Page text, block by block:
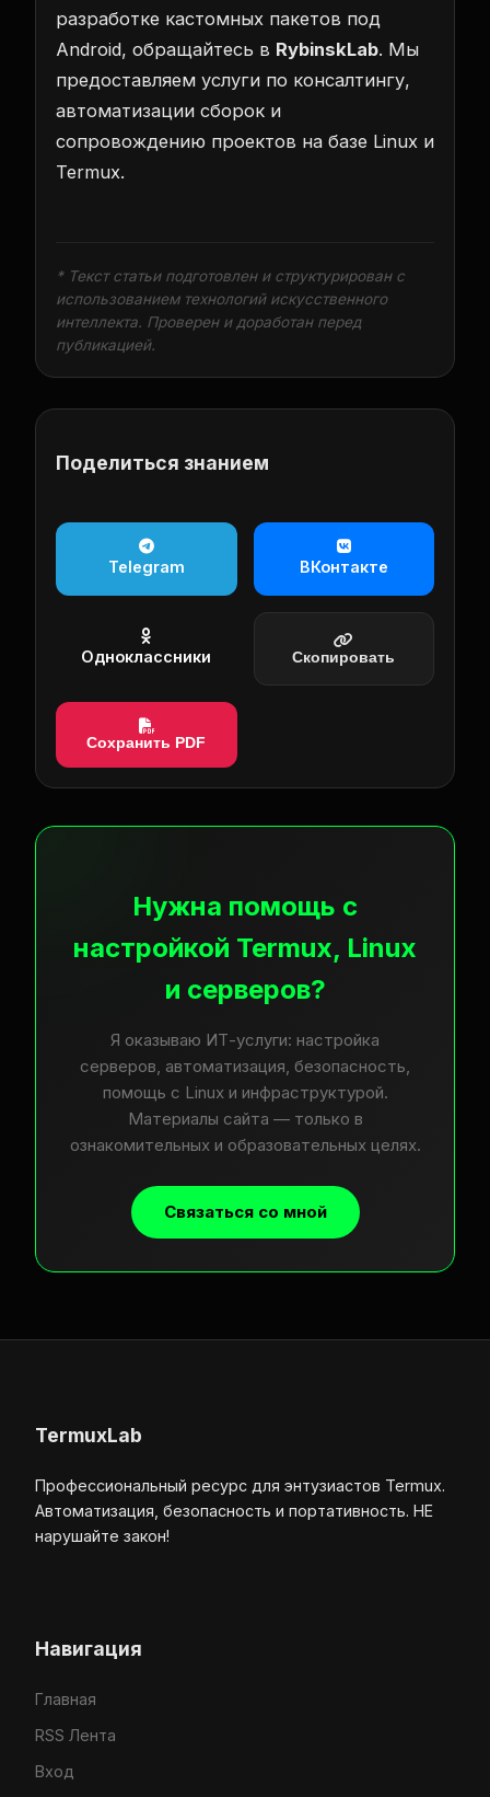
разработке кастомных пакетов под
Android, обращайтесь в RybinskLab. Мы
предоставляем услуги по консалтингу,
автоматизации сборок и
сопровождению проектов на базе Linux и
Termux.
* Текст статьи подготовлен и структурирован с
использованием технологий искусственного
интеллекта. Проверен и доработан перед
публикацией.
Поделиться знанием
Telegram ВКонтакте
Одноклассники Скопировать
Сохранить PDF
Нужна помощь с
настройкой Termux, Linux
и серверов?
Я оказываю ИТ-услуги: настройка
серверов, автоматизация, безопасность,
помощь с Linux и инфраструктурой.
Материалы сайта — только в
ознакомительных и образовательных целях.
Связаться со мной
TermuxLab
Профессиональный ресурс для энтузиастов Termux.
Автоматизация, безопасность и портативность. НЕ
нарушайте закон!
Навигация
Главная
RSS Лента
Вход